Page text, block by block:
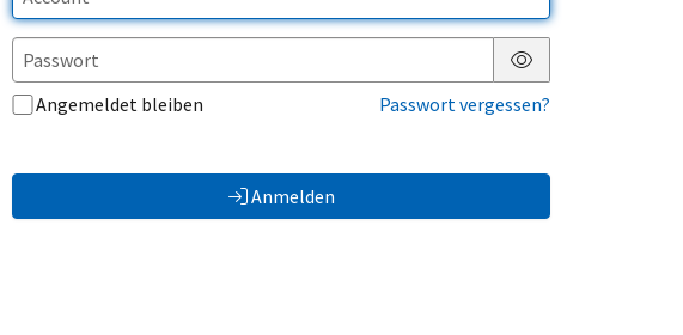
Passwort anzeigen
Angemeldet bleiben
Passwort vergessen?
Anmelden